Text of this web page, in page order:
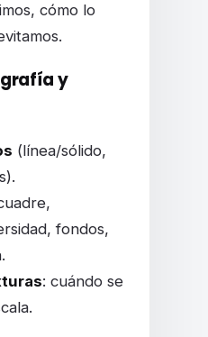
cómo lo
y
(línea/sólido,
fondos,
: cuándo se